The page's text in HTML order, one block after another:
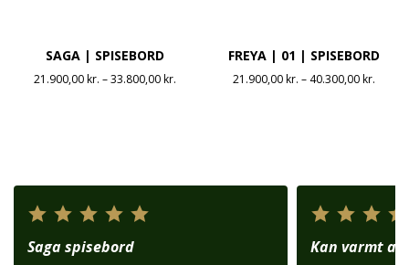
SAGA | SPISEBORD
21.900,00kr. –33.800,00kr. Prisinterval:
FREYA | 01 | SPISEBORD
21.900,00kr. – 40.300,00kr.
Saga spisebord
Kan varmt